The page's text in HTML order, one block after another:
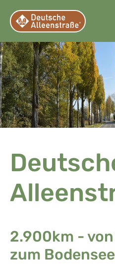
2.900km -
zum Bodensee